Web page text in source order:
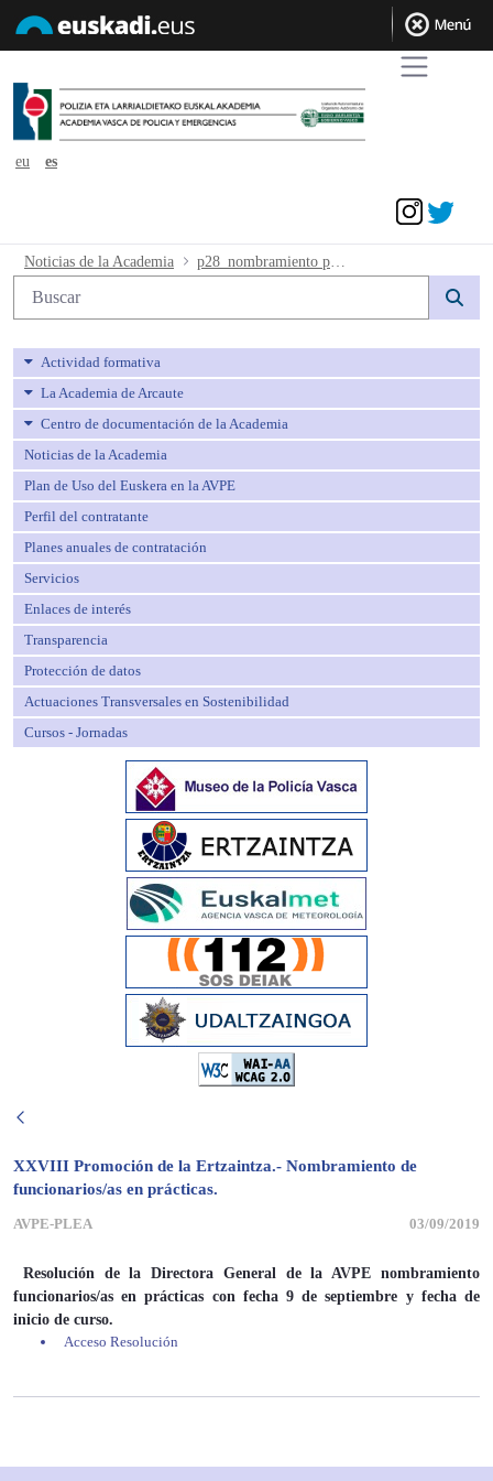
eu
es
p28_nombramiento practicas - avpe
Noticias de la Academia
Búsqueda web
Actividad formativa
La Academia de Arcaute
Centro de documentación de la Academia
Noticias de la Academia
Plan de Uso del Euskera en la AVPE
Perfil del contratante
Planes anuales de contratación
Servicios
Enlaces de interés
Transparencia
Protección de datos
Actuaciones Transversales en Sostenibilidad
Cursos - Jornadas
XXVIII Promoción de la Ertzaintza.- Nombramiento de
funcionarios/as en prácticas.
AVPE-PLEA 03/09/2019
Resolución de la Directora General de la AVPE nombramiento
funcionarios/as en prácticas con fecha 9 de septiembre y fecha de
inicio de curso.
Acceso Resolución